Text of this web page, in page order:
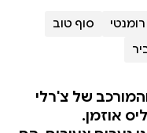
רומנטי
סוף טוב
של צ'רלי
2" מאת אליס אוזמן.